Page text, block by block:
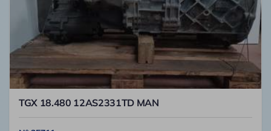
TGX 18.480 12AS2331TD MAN